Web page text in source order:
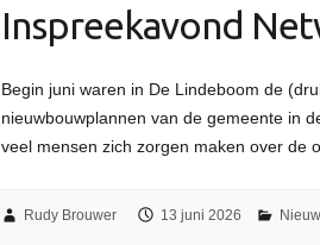
Inspreekavond
Begin juni waren in De Lindeboom de
nieuwbouwplannen van de gemeente in
veel mensen zich zorgen maken over de
Rudy Brouwer 13 juni 2026